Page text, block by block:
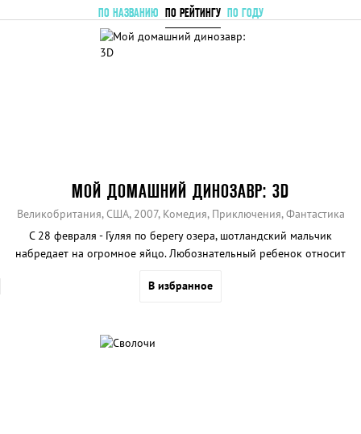
ПО НАЗВАНИЮ ПО РЕЙТИНГУ ПО ГОДУ
МОЙ ДОМАШНИЙ ДИНОЗАВР: 3D
Великобритания, США, 2007, Комедия, Приключения, Фантастика
С 28 февраля - Гуляя по берегу озера, шотландский мальчик
набредает на огромное яйцо. Любознательный ребенок относит
маленькое Лохнесское чудовище…
В избранное